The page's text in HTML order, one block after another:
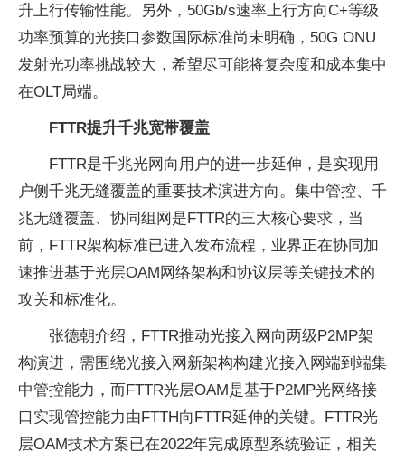
升上行传输性能。另外，50Gb/s速率上行方向C+等级
功率预算的光接口参数国际标准尚未明确，50G ONU
发射光功率挑战较大，希望尽可能将复杂度和成本集中
在OLT局端。
FTTR提升千兆宽带覆盖
FTTR是千兆光网向用户的进一步延伸，是实现用
户侧千兆无缝覆盖的重要技术演进方向。集中管控、千
兆无缝覆盖、协同组网是FTTR的三大核心要求，当
前，FTTR架构标准已进入发布流程，业界正在协同加
速推进基于光层OAM网络架构和协议层等关键技术的
攻关和标准化。
张德朝介绍，FTTR推动光接入网向两级P2MP架
构演进，需围绕光接入网新架构构建光接入网端到端集
中管控能力，而FTTR光层OAM是基于P2MP光网络接
口实现管控能力由FTTH向FTTR延伸的关键。FTTR光
层OAM技术方案已在2022年完成原型系统验证，相关